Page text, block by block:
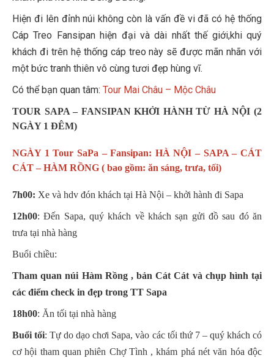
Hiện đi lên đỉnh núi không còn là vấn đề vi đã có hệ thống
Cáp Treo Fansipan hiện đại và dài nhất thế giới,khi quý
khách đi trên hệ thống cáp treo này sẽ được mãn nhãn với
một bức tranh thiên vô cùng tươi đẹp hùng vĩ.
Có thể bạn quan tâm: Tour Mai Châu – Mộc Châu
TOUR SAPA – FANSIPAN KHỞI HÀNH TỪ HÀ NỘI (2
NGÀY 1 ĐÊM)
NGÀY 1 Tour SaPa – Fansipan: HÀ NỘI – SAPA – CÁT
CÁT – HÀM RỒNG ( bao gồm: ăn sáng, trưa, tối)
7h00: Xe và hdv đón khách tại Hà Nội – khởi hành đi Sapa
12h00: Đến Sapa, quý khách về khách sạn gửi đồ sau đó ăn
trưa tại nhà hàng
Buổi chiều:
Tham quan núi Hàm Rồng , bản Cát Cát và chụp hình tại
các điểm check in đẹp trong TT Sapa
18h00: Ăn tối tại nhà hàng
Buổi tối: Tự do dạo chơi Sapa, vào các tối thứ 7 – quý khách có
cơ hội tham quan phiên Chợ Tình , khám phá nét văn hóa độc